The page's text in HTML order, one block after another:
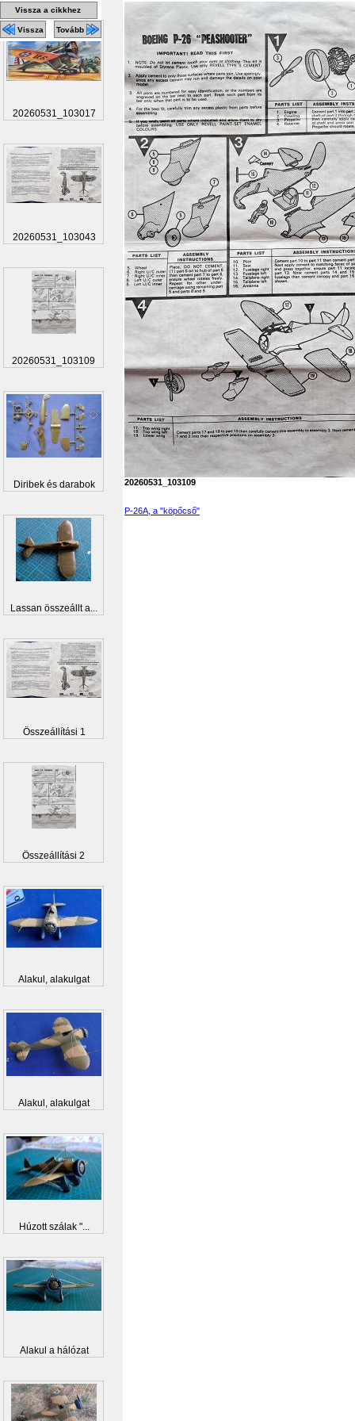
20260531_103109
P-26A, a "köpőcső"
Vissza a cikkhez
Vissza Tovább
20260531_103017
20260531_103043
20260531_103109
Diribek és darabok
Lassan összeállt a...
Összeállítási 1
Összeállítási 2
Alakul, alakulgat
Alakul, alakulgat
Húzott szálak "...
Alakul a hálózat